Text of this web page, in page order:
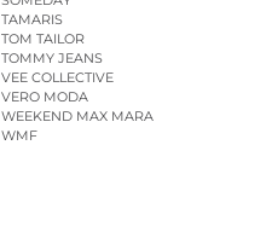
TAMARIS
TOM TAILOR
TOMMY JEANS
VEE COLLECTIVE
VERO MODA
WEEKEND MAX MARA
WMF